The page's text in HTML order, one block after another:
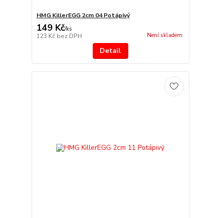
HMG KillerEGG 2cm 04 Potápivý
149 Kč/ks
123 Kč bez DPH Není skladem
Detail